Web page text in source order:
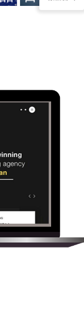
定位